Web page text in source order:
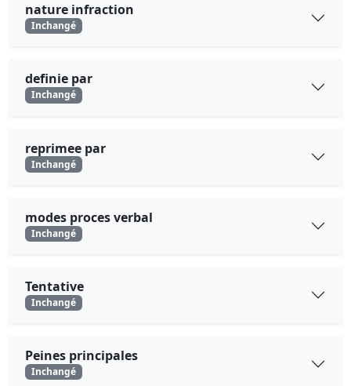
nature infraction
Inchangé
definie par
Inchangé
reprimee par
Inchangé
modes proces verbal
Inchangé
Tentative
Inchangé
Peines principales
Inchangé